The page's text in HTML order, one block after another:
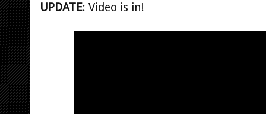
UPDATE: Video is in!